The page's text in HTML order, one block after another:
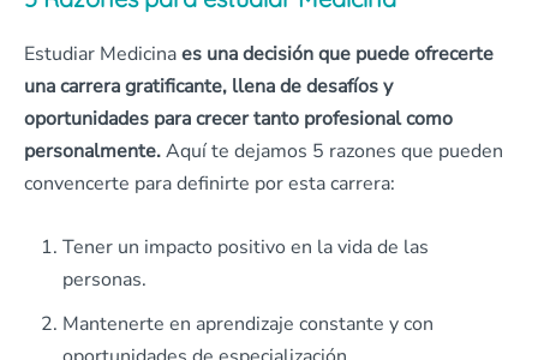
Estudiar Medicinaes una decisión que puede ofrecerte
una carrera gratificante, llena de desafíos y
oportunidades para crecer tanto profesional como
personalmente.Aquí te dejamos 5 razones que pueden
convencerte para definirte por esta carrera:
Tener un impacto positivo en la vida de las
personas.
Mantenerte en aprendizaje constante y con